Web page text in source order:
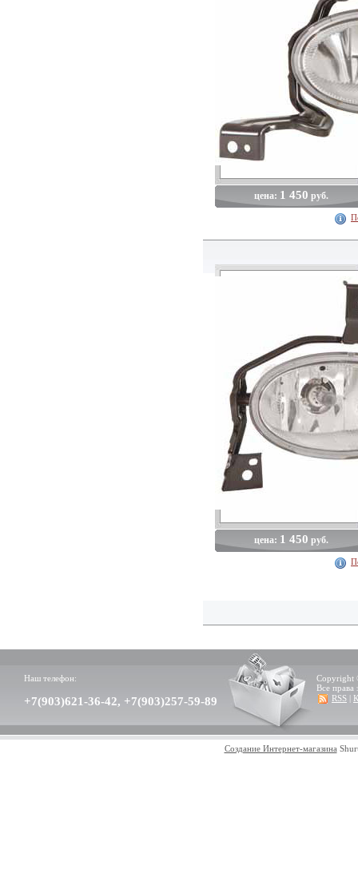
цена: 1 450 руб.
цена: 1 450 руб.
Наш телефон:
+7(903)621-36-42, +7(903)257-59-89
Copyright
Все
RSS |
Создание Интернет-магазина